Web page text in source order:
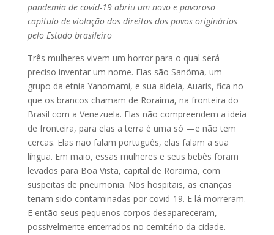
pandemia de covid-19 abriu um novo e pavoroso
capítulo de violação dos direitos dos povos originários
pelo Estado brasileiro
Três mulheres vivem um horror para o qual será
preciso inventar um nome. Elas são Sanöma, um
grupo da etnia Yanomami, e sua aldeia, Auaris, fica no
que os brancos chamam de Roraima, na fronteira do
Brasil com a Venezuela. Elas não compreendem a ideia
de fronteira, para elas a terra é uma só —e não tem
cercas. Elas não falam português, elas falam a sua
língua. Em maio, essas mulheres e seus bebês foram
levados para Boa Vista, capital de Roraima, com
suspeitas de pneumonia. Nos hospitais, as crianças
teriam sido contaminadas por covid-19. E lá morreram.
E então seus pequenos corpos desapareceram,
possivelmente enterrados no cemitério da cidade.